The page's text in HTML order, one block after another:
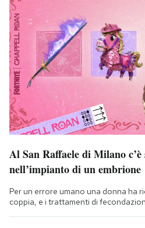
Al San Raffaele di Milano
nell’impianto di un embrione
Per un errore umano una donna ha
coppia, e i trattamenti di